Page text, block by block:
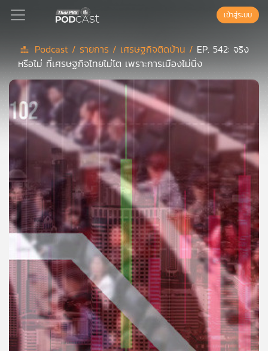
Podcast
เพล
ย์
สต์
แนะนำ
เพล
ย์
ลิ
สต์
ของ
คุณ
เพลง
เข้าสู่ระบบ
Podcast / รายการ / เศรษฐกิจติดบ้าน / EP. 542: จริง
หรือไม่ ที่เศรษฐกิจไทยไม่โต เพราะการเมืองไม่นิ่ง